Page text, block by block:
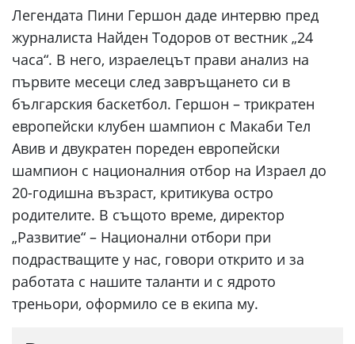
Легендата Пини Гершон даде интервю пред
журналиста Найден Тодоров от вестник „24
часа“. В него, израелецът прави анализ на
първите месеци след завръщането си в
българския баскетбол. Гершон – трикратен
европейски клубен шампион с Макаби Тел
Авив и двукратен пореден европейски
шампион с националния отбор на Израел до
20-годишна възраст, критикува остро
родителите. В същото време, директор
„Развитие“ – Национални отбори при
подрастващите у нас, говори открито и за
работата с нашите таланти и с ядрото
треньори, оформило се в екипа му.